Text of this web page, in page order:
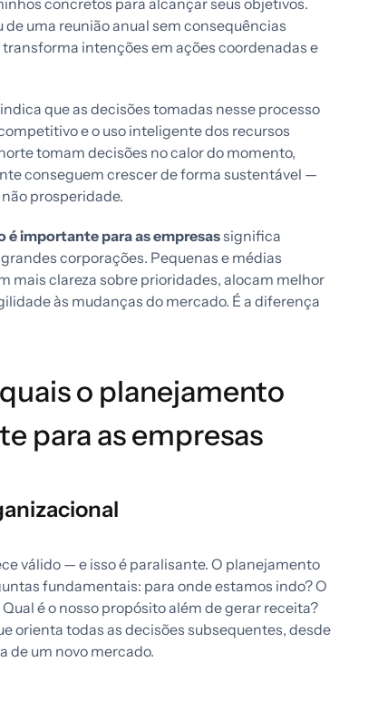
uma reunião anual sem consequências
intenções em ações coordenadas e
que as decisões tomadas nesse processo
e o uso inteligente dos recursos
tomam decisões no calor do momento,
conseguem crescer de forma sustentável —
prosperidade.
importante para as empresassignifica
corporações. Pequenas e médias
mais clareza sobre prioridades, alocam melhor
às mudanças do mercado. É a diferença
o planejamento
para as empresas
válido — e isso é paralisante. O planejamento
fundamentais: para onde estamos indo? O
é o nosso propósito além de gerar receita?
orienta todas as decisões subsequentes, desde
de um novo mercado.